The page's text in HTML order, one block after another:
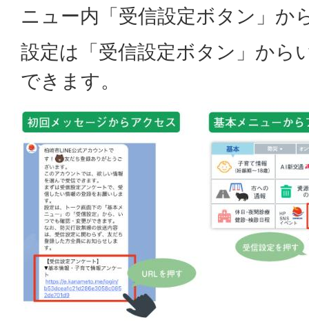
ニュー内「受信設定ボタン」か
設定は「受信設定ボタン」から
できます。